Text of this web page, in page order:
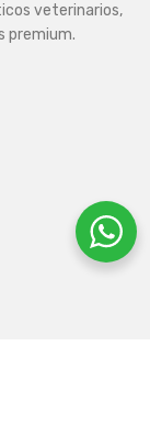
veterinarios,
premium.